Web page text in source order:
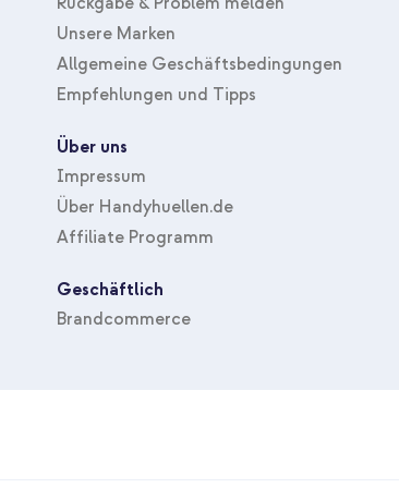
Unsere Marken
Allgemeine Geschäftsbedingungen
Empfehlungen und Tipps
Über uns
Impressum
Über Handyhuellen.de
Affiliate Programm
Geschäftlich
Brandcommerce